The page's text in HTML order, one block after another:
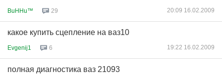
BuHHu™ 29 20:09 16.02.2009
какое купить сцепление на ваз10
Evgenij1 6 19:22 16.02.2009
полная диагностика ваз 21093